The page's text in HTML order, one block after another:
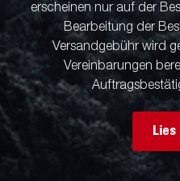
erscheinen nur auf der
Bearbeitung der
Versandgebühr wird
Vereinbarungen
Lies